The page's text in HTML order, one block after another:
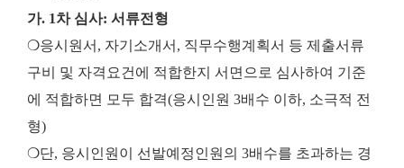
가. 1차 심사: 서류전형
❍응시원서, 자기소개서, 직무수행계획서 등 제출서류
구비 및 자격요건에 적합한지 서면으로 심사하여 기준
에 적합하면 모두 합격(응시인원 3배수 이하, 소극적 전
형)
❍단, 응시인원이 선발예정인원의 3배수를 초과하는 경